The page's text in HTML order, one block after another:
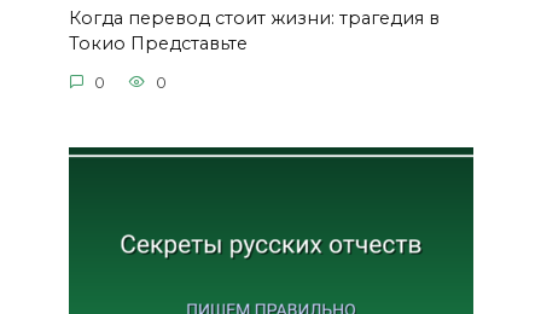
Когда перевод стоит жизни: трагедия в
Токио Представьте
0 0